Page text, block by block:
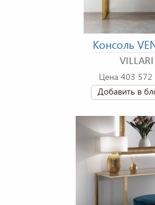
Консоль
VILLARI
Цена 403 572
Добавить в